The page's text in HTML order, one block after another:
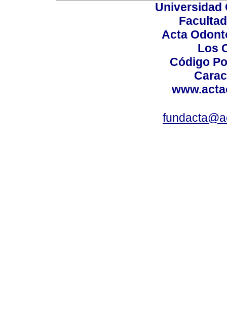
Universidad
Acta
Los
Código